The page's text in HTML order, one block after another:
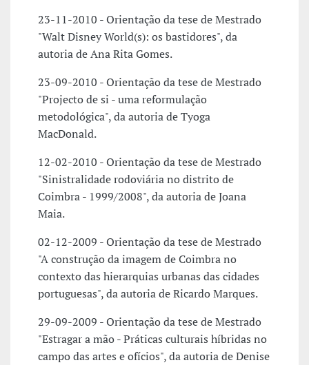
23-11-2010 - Orientação da tese de Mestrado
"Walt Disney World(s): os bastidores", da
autoria de Ana Rita Gomes.
23-09-2010 - Orientação da tese de Mestrado
"Projecto de si - uma reformulação
metodológica", da autoria de Tyoga
MacDonald.
12-02-2010 - Orientação da tese de Mestrado
"Sinistralidade rodoviária no distrito de
Coimbra - 1999/2008", da autoria de Joana
Maia.
02-12-2009 - Orientação da tese de Mestrado
"A construção da imagem de Coimbra no
contexto das hierarquias urbanas das cidades
portuguesas", da autoria de Ricardo Marques.
29-09-2009 - Orientação da tese de Mestrado
"Estragar a mão - Práticas culturais híbridas no
campo das artes e ofícios", da autoria de Denise